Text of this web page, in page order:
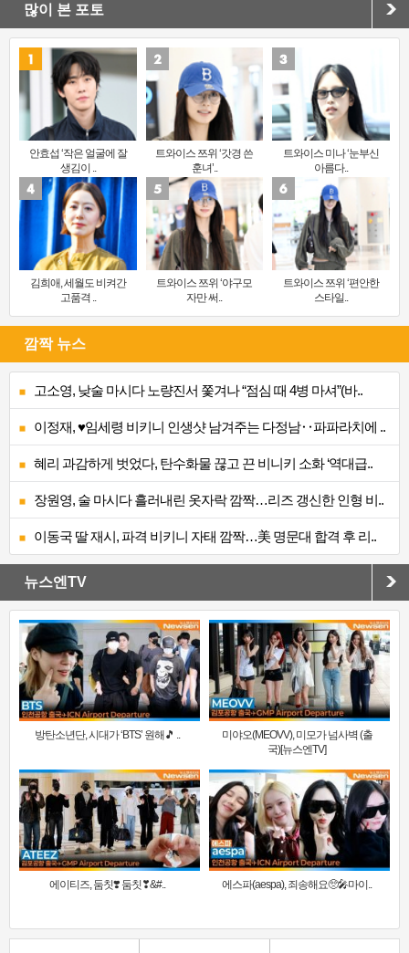
많이 본 포토
안효섭 ‘작은 얼굴에 잘
생김이 ..
트와이스 쯔위 ‘갓경 쓴
훈녀’..
트와이스 미나 ‘눈부신
아름다..
김희애, 세월도 비켜간
고품격 ..
트와이스 쯔위 ‘야구모
자만 써..
트와이스 쯔위 ‘편안한
스타일..
깜짝 뉴스
고소영, 낮술 마시다 노량진서 쫓겨나 “점심 때 4병 마셔”(바..
이정재, ♥임세령 비키니 인생샷 남겨주는 다정남‥파파라치에 ..
혜리 과감하게 벗었다, 탄수화물 끊고 끈 비니키 소화 ‘역대급..
장원영, 술 마시다 흘러내린 옷자락 깜짝…리즈 갱신한 인형 비..
이동국 딸 재시, 파격 비키니 자태 깜짝…美 명문대 합격 후 리..
뉴스엔TV
방탄소년단, 시대가 ‘BTS’ 원해🎵 ..
미야오(MEOVV), 미모가 넘사벽 (출
국)[뉴스엔TV]
에이티즈, 둠칫❣️ 둠칫❣&#.. 에스파(aespa), 죄송해요🥺🎤마이..